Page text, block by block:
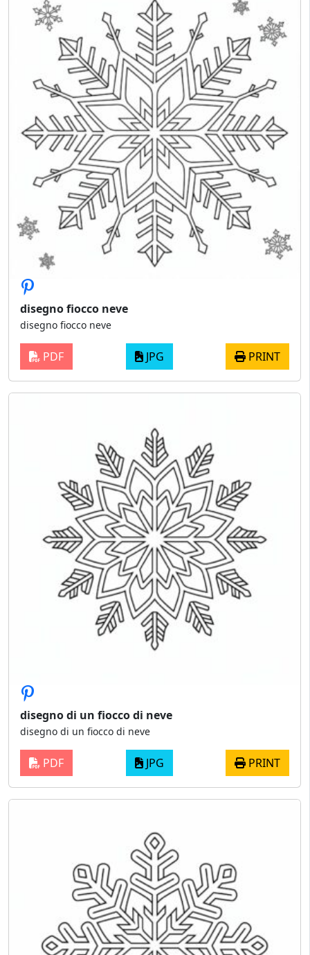
disegno fiocco neve
disegno fiocco neve
PDF JPG PRINT
disegno di un fiocco di neve
disegno di un fiocco di neve
PDF JPG PRINT